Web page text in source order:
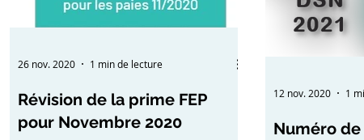
Révision de la prime FEP
pour Novembre 2020
26 nov. 2020 1 min de lecture
Numéro
12 nov. 2020 1